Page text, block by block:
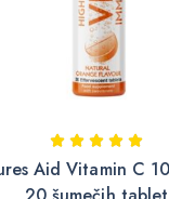
Aid Vitamin C